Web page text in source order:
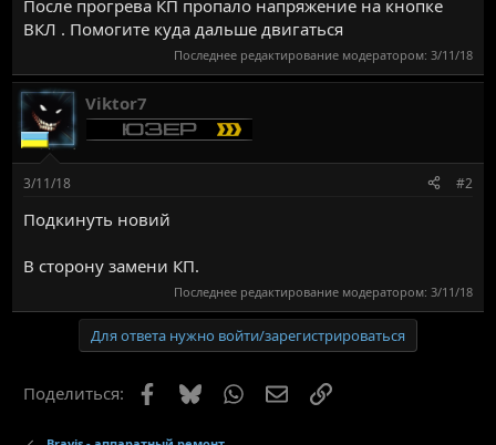
После прогрева КП пропало напряжение на кнопке
ВКЛ . Помогите куда дальше двигаться
Последнее редактирование модератором: 3/11/18
Viktor7
3/11/18 #2
Подкинуть новий
В сторону замени КП.
Последнее редактирование модератором: 3/11/18
Для ответа нужно войти/зарегистрироваться
Поделиться: Facebook
Bluesky WhatsAppЭлектронная почта
Ссылка